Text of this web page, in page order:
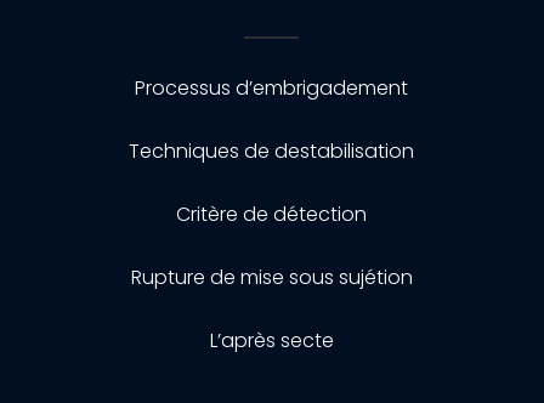
Processus d’embrigadement
Techniques de destabilisation
Critère de détection
Rupture de mise sous sujétion
L’après secte